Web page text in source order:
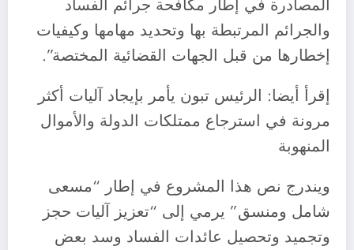
المصادرة في إطار مكافحة جرائم الفساد
والجرائم المرتبطة بها وتحديد مهامها وكيفيات
إخطارها من قبل الجهات القضائية المختصة”.
إقرأ أيضا: الرئيس تبون يأمر بإيجاد آليات أكثر
مرونة في استرجاع ممتلكات الدولة والأموال
المنهوبة
ويندرج نص هذا المشروع في إطار “مسعى
شامل ومنسق” يرمي إلى “تعزيز آليات حجز
وتجميد وتحصيل عائدات الفساد وسد بعض